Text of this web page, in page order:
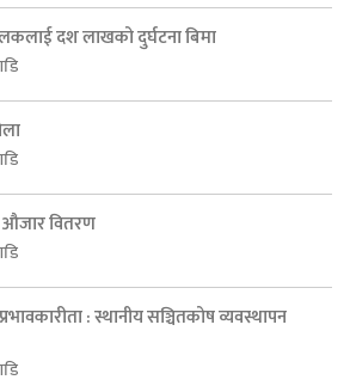
दश लाखको दुर्घटना बिमा
औजार वितरण
: स्थानीय सञ्चितकोष व्यवस्थापन